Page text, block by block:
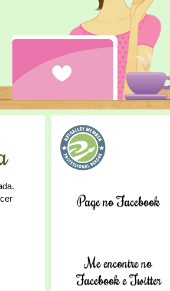
Page no Facebook
Me encontre no
Facebook e Twitter